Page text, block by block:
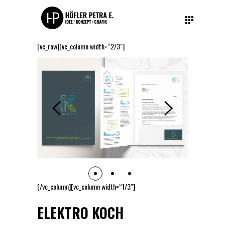
[vc_row][vc_column width=“2/3″]
[/vc_column][vc_column width=“1/3″]
ELEKTRO KOCH